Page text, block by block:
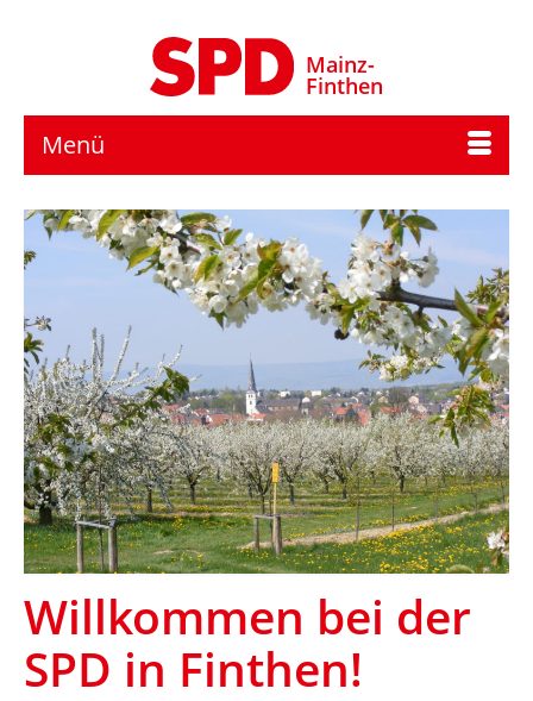
Mainz-
Finthen
Menü
Willkommen bei der
SPD in Finthen!